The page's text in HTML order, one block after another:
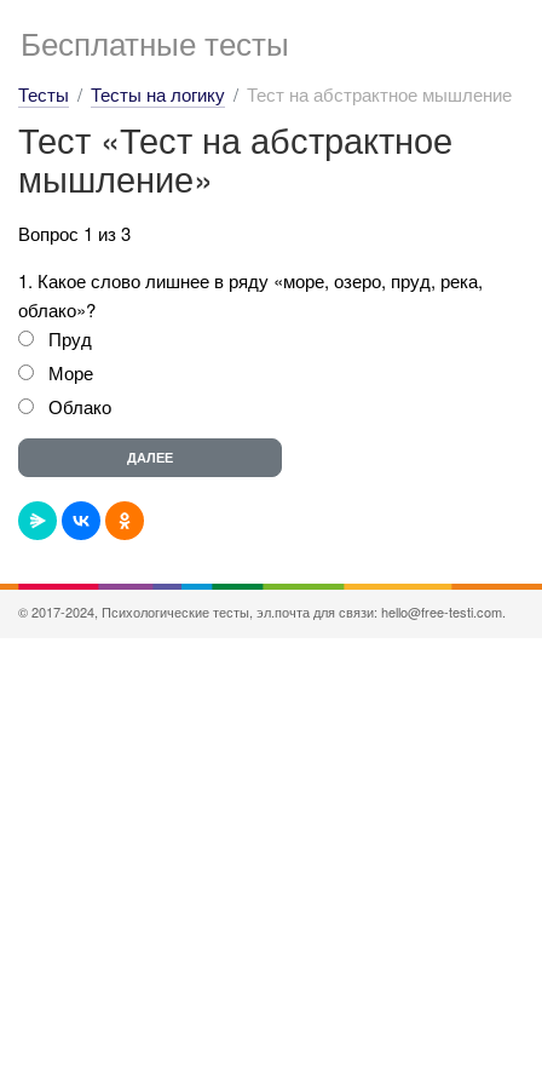
Бесплатные тесты
Тесты Тесты на логику Тест на абстрактное мышление
Тест «Тест на абстрактное
мышление»
Вопрос 1 из 3
1. Какое слово лишнее в ряду «море, озеро, пруд, река,
облако»?
Пруд
Море
Облако
© 2017-2024, Психологические тесты, эл.почта для связи: hello@free-testi.com.